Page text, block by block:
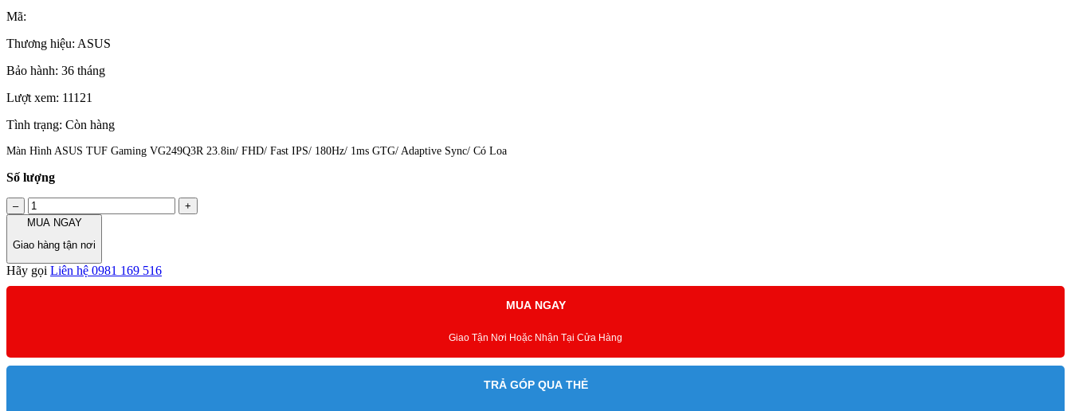
Mã:
Thương hiệu: ASUS
Bảo hành: 36 tháng
Lượt xem: 11121
Tình trạng: Còn hàng
Màn Hình ASUS TUF Gaming VG249Q3R 23.8in/ FHD/ Fast IPS/ 180Hz/ 1ms GTG/ Adaptive Sync/ Có Loa
Số lượng
–
+
MUA NGAY
Giao hàng tận nơi
Hãy gọi Liên hệ 0981 169 516
MUA NGAY
Giao Tận Nơi Hoặc Nhận Tại Cửa Hàng
TRẢ GÓP QUA THẺ